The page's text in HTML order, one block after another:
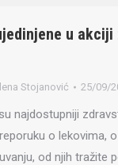
u
Stojanović 25/09/
najdostupniji
o lekovima,
od njih tražite